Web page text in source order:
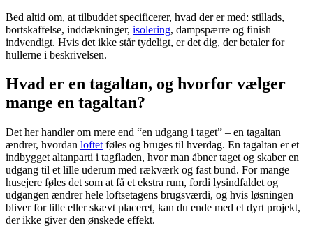
Bed altid om, at tilbuddet specificerer, hvad der er med: stillads,
bortskaffelse, inddækninger, isolering, dampspærre og finish
indvendigt. Hvis det ikke står tydeligt, er det dig, der betaler for
hullerne i beskrivelsen.
Hvad er en tagaltan, og hvorfor vælger
mange en tagaltan?
Det her handler om mere end “en udgang i taget” – en tagaltan
ændrer, hvordan loftet føles og bruges til hverdag. En tagaltan er et
indbygget altanparti i tagfladen, hvor man åbner taget og skaber en
udgang til et lille uderum med rækværk og fast bund. For mange
husejere føles det som at få et ekstra rum, fordi lysindfaldet og
udgangen ændrer hele loftsetagens brugsværdi, og hvis løsningen
bliver for lille eller skævt placeret, kan du ende med et dyrt projekt,
der ikke giver den ønskede effekt.